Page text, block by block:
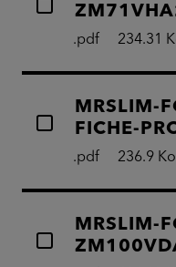
.pdf 234.31
MRSLIM-
FICHE-
.pdf 236.9 Ko
MRSLIM-